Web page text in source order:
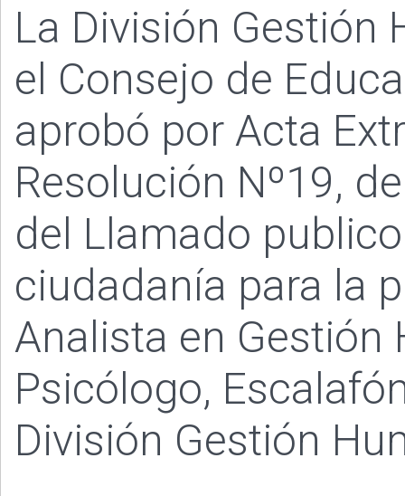
La División Gestión
el Consejo de
aprobó por Acta
Resolución Nº19,
del Llamado
ciudadanía para la
Analista en Gestión
Psicólogo,
División Gestión